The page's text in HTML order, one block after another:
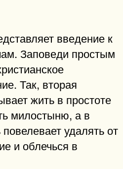
введение к
Заповеди простым
Так, вторая
жить в простоте
милостыню, а в
удалять от
и облечься в